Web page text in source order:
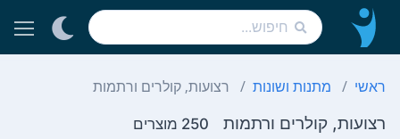
ראשי מתנות ושונות רצועות, קולרים ורתמות
רצועות, קולרים ורתמות 250 מוצרים